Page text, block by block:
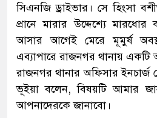
সিএনজি ড্রাইভার। সে হিংসা
প্রানে মারার উদ্দেশ্যে
আসার আগেই মেরে মূমুর্ষ
এব্যাপারে রাজনগর থানায় একটি
রাজনগর থানার অফিসার
ভূইয়া বলেন, বিষয়টি আমার
আপনাদেরকে জানাবো।